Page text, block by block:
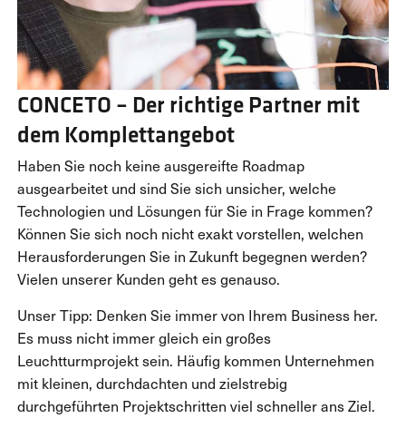
CONCETO – Der richtige Partner mit
dem Komplettangebot
Haben Sie noch keine ausgereifte Roadmap
ausgearbeitet und sind Sie sich unsicher, welche
Technologien und Lösungen für Sie in Frage kommen?
Können Sie sich noch nicht exakt vorstellen, welchen
Herausforderungen Sie in Zukunft begegnen werden?
Vielen unserer Kunden geht es genauso.
Unser Tipp: Denken Sie immer von Ihrem Business her.
Es muss nicht immer gleich ein großes
Leuchtturmprojekt sein. Häufig kommen Unternehmen
mit kleinen, durchdachten und zielstrebig
durchgeführten Projektschritten viel schneller ans Ziel.